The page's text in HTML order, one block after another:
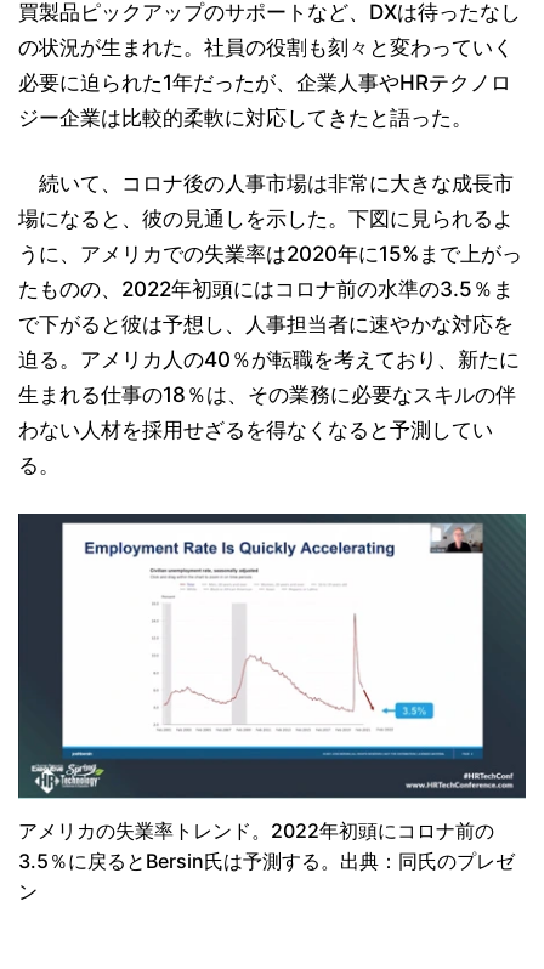
買製品ピックアップのサポートなど、DXは待ったなし
の状況が生まれた。社員の役割も刻々と変わっていく
必要に迫られた1年だったが、企業人事やHRテクノロ
ジー企業は比較的柔軟に対応してきたと語った。
続いて、コロナ後の人事市場は非常に大きな成長市
場になると、彼の見通しを示した。下図に見られるよ
うに、アメリカでの失業率は2020年に15%まで上がっ
たものの、2022年初頭にはコロナ前の水準の3.5％ま
で下がると彼は予想し、人事担当者に速やかな対応を
迫る。アメリカ人の40％が転職を考えており、新たに
生まれる仕事の18％は、その業務に必要なスキルの伴
わない人材を採用せざるを得なくなると予測してい
る。
アメリカの失業率トレンド。2022年初頭にコロナ前の
3.5％に戻るとBersin氏は予測する。出典：同氏のプレゼ
ン